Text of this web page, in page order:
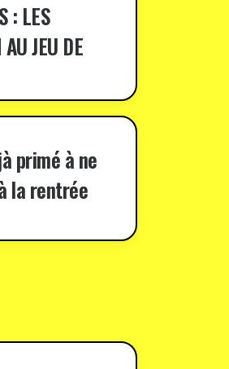
: LES
JEU DE
primé à ne
la rentrée